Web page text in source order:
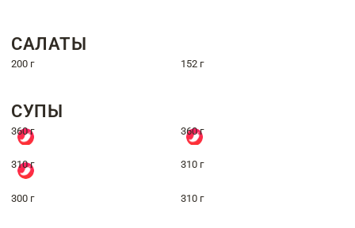
САЛАТЫ
200 г 152 г
СУПЫ
360 г 360 г
310 г 310 г
300 г 310 г